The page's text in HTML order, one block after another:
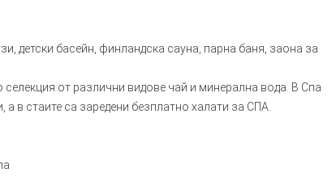
детски басейн, финландска сауна, парна баня, заона за
селекция от различни видове чай и минерална вода. В Спа
а в стаите са заредени безплатно халати за СПА.